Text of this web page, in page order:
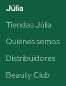
Júlia
Tiendas Júlia
Quiénes somos
Distribuidores
Beauty Club